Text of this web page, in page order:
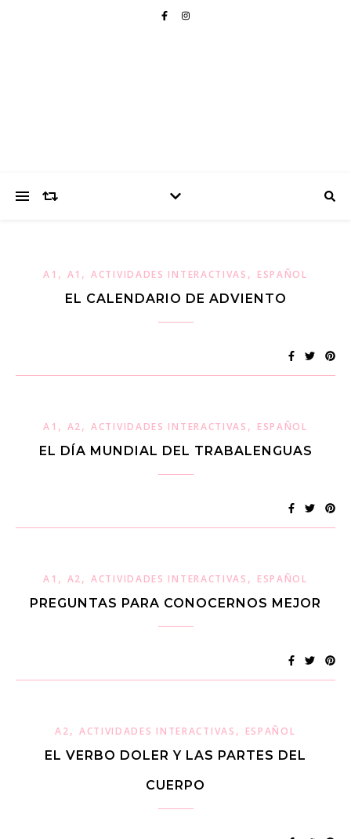
A1 , A1 ,ACTIVIDADES INTERACTIVAS , ESPAÑOL
EL CALENDARIO DE ADVIENTO
A1 , A2,ACTIVIDADES INTERACTIVAS , ESPAÑOL
EL DÍA MUNDIAL DEL TRABALENGUAS
A1 , A2,ACTIVIDADES INTERACTIVAS , ESPAÑOL
PREGUNTAS PARA CONOCERNOS MEJOR
A2, ACTIVIDADES INTERACTIVAS , ESPAÑOL
EL VERBO DOLER Y LAS PARTES DEL
CUERPO